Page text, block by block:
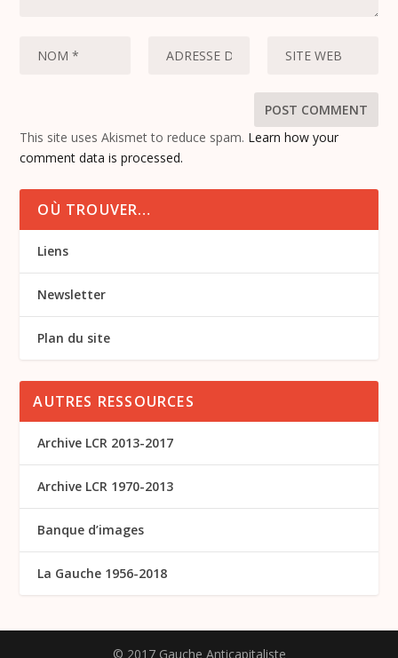
This site uses Akismet to reduce spam. Learn how your
comment data is processed.
OÙ TROUVER…
Liens
Newsletter
Plan du site
AUTRES RESSOURCES
Archive LCR 2013-2017
Archive LCR 1970-2013
Banque d’images
La Gauche 1956-2018
© 2017 Gauche Anticapitaliste